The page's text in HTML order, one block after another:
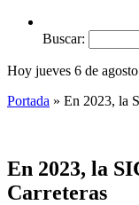
Buscar:
Hoy jueves 6 de
Portada » En 2023, la
En 2023, la
Carreteras